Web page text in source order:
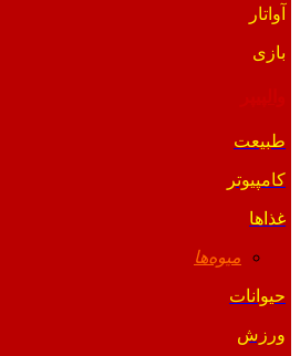
آواتار
بازی
طبیعت
کامپیوتر
غذاها
میوه‌ها
حیوانات
ورزش